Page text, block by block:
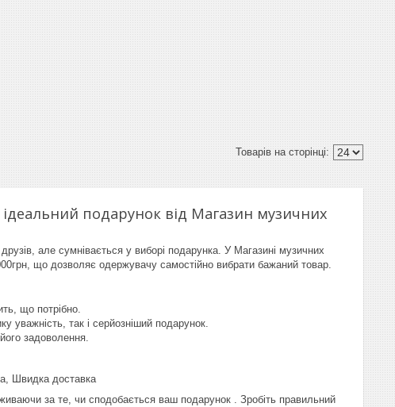
ідеальний подарунок від Магазин музичних
але сумнівається у виборі подарунка. У Магазині музичних
що дозволяє одержувачу самостійно вибрати бажаний товар.
що потрібно.
уважність, так і серйозніший подарунок.
задоволення.
Швидка доставка
за те, чи сподобається ваш подарунок . Зробіть правильний